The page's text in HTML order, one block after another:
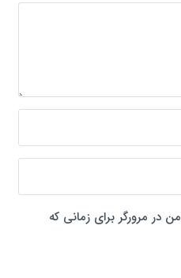
در مرورگر برای زمانی که